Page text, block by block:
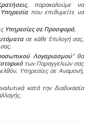
, παρακαλούμε να
που επιθυμείτε να
Υπηρεσίες σε Προσφορά.
σε κάθε Επιλογή σας,
Λογαριασμού” θα
των Παραγγελιών σας
Υπηρεσίες σε Αναμονή,
κατά την διαδικασία